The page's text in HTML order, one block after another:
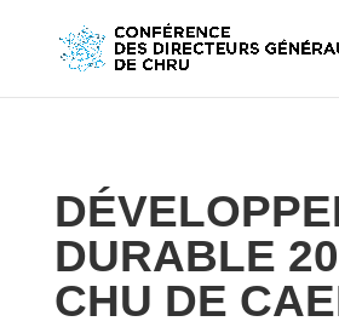
DURABLE
CHU DE